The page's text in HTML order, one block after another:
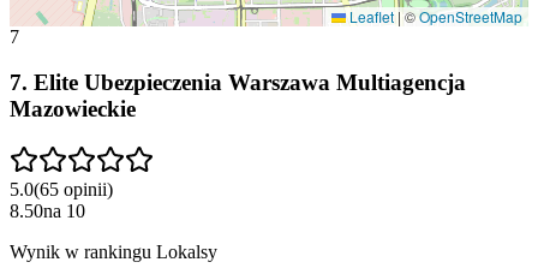
Leaflet |©OpenStreetMap
7
7. Elite Ubezpieczenia Warszawa Multiagencja
Mazowieckie
5.0(65 opinii)
8.50na 10
Wynik w rankingu Lokalsy